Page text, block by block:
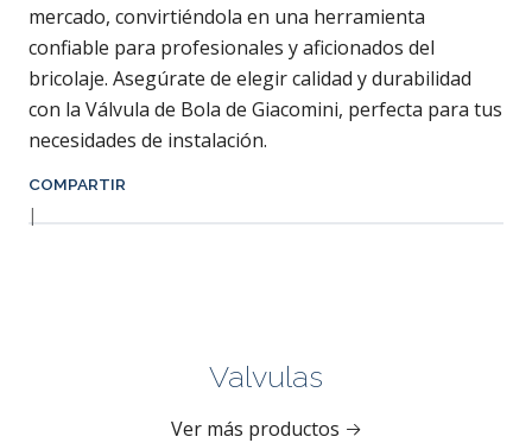
mercado, convirtiéndola en una herramienta
confiable para profesionales y aficionados del
bricolaje. Asegúrate de elegir calidad y durabilidad
con la Válvula de Bola de Giacomini, perfecta para tus
necesidades de instalación.
COMPARTIR
|
Valvulas
Ver más productos